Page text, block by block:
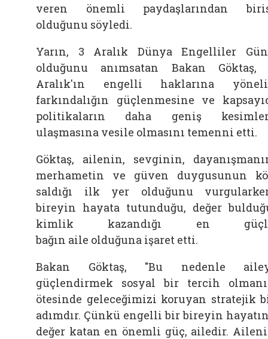
veren önemli paydaşlarından
olduğunu söyledi.
Yarın, 3 Aralık Dünya Engelliler
olduğunu anımsatan Bakan
Göktaş,
Aralık'ın engelli haklarına
farkındalığın güçlenmesine ve
politikaların daha geniş
ulaşmasına vesile olmasını temenni etti.
Göktaş,
ailenin, sevginin,
merhametin ve güven duygusunun
saldığı ilk yer olduğunu
bireyin hayata tutunduğu, değer
kimlik kazandığı en
bağın aile olduğuna işaret etti.
Bakan
Göktaş, "Bu nedenle
güçlendirmek sosyal bir tercih
ötesinde geleceğimizi koruyan stratejik
adımdır. Çünkü engelli bir bireyin
değer katan en önemli güç, ailedir.